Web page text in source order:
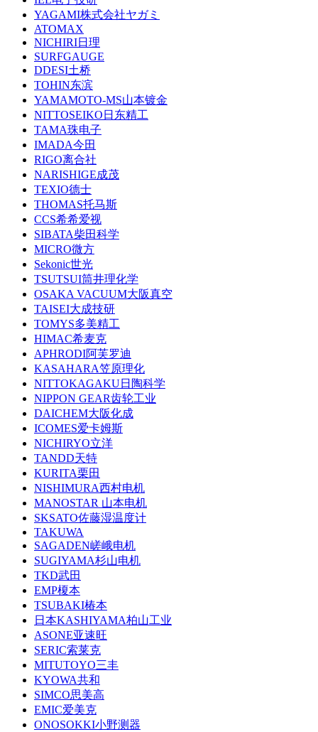
YAGAMI株式会社ヤガミ
ATOMAX
NICHIRI日理
SURFGAUGE
DDESI土桥
TOHIN东滨
YAMAMOTO-MS山本镀金
NITTOSEIKO日东精工
TAMA珠电子
IMADA今田
RIGO离合社
NARISHIGE成茂
TEXIO德士
THOMAS托马斯
CCS希希爱视
SIBATA柴田科学
MICRO微方
Sekonic世光
TSUTSUI筒井理化学
OSAKA VACUUM大阪真空
TAISEI大成技研
TOMYS多美精工
HIMAC希麦克
APHRODI阿芙罗迪
KASAHARA笠原理化
NITTOKAGAKU日陶科学
NIPPON GEAR齿轮工业
DAICHEM大阪化成
ICOMES爱卡姆斯
NICHIRYO立洋
TANDD天特
KURITA栗田
NISHIMURA西村电机
MANOSTAR 山本电机
SKSATO佐藤湿温度计
TAKUWA
SAGADEN嵯峨电机
SUGIYAMA杉山电机
TKD武田
EMP榎本
TSUBAKI椿本
日本KASHIYAMA柏山工业
ASONE亚速旺
SERIC索莱克
MITUTOYO三丰
KYOWA共和
SIMCO思美高
EMIC爱美克
ONOSOKKI小野测器